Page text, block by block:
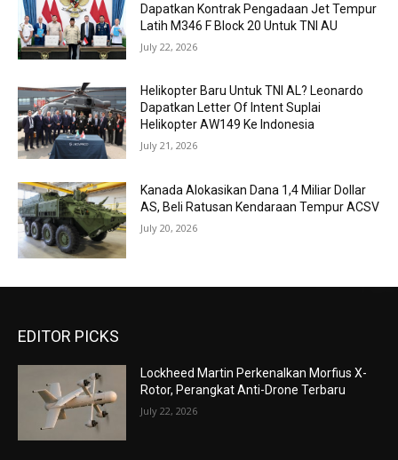
Dapatkan Kontrak Pengadaan Jet Tempur
Latih M346 F Block 20 Untuk TNI AU
July 22, 2026
Helikopter Baru Untuk TNI AL? Leonardo
Dapatkan Letter Of Intent Suplai
Helikopter AW149 Ke Indonesia
July 21, 2026
Kanada Alokasikan Dana 1,4 Miliar Dollar
AS, Beli Ratusan Kendaraan Tempur ACSV
July 20, 2026
EDITOR PICKS
Lockheed Martin Perkenalkan Morfius X-
Rotor, Perangkat Anti-Drone Terbaru
July 22, 2026